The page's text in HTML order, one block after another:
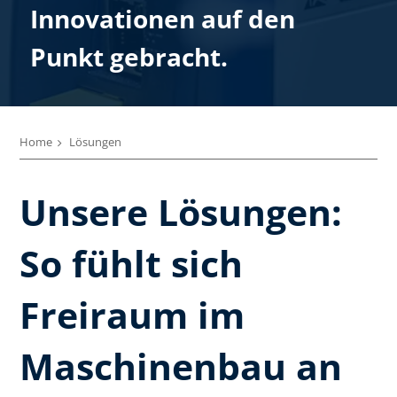
Innovationen auf den
Punkt gebracht.
Home Lösungen
Unsere Lösungen:
So fühlt sich
Freiraum im
Maschinenbau an